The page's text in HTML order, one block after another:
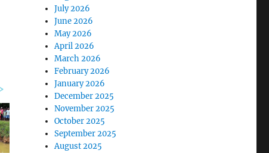
July 2026
June 2026
May 2026
April 2026
March 2026
February 2026
January 2026
December 2025
November 2025
October 2025
September 2025
August 2025